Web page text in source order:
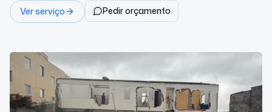
Ver serviço Pedir orçamento